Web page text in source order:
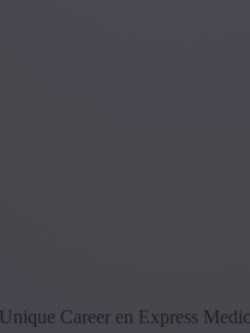
Career en Express